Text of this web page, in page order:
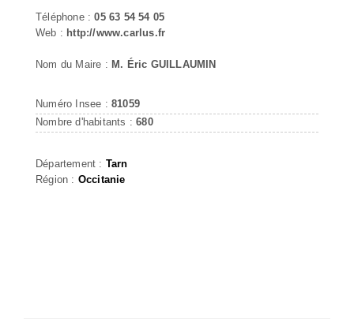
Téléphone :05 63 54 54 05
Web : http://www.carlus.fr
Nom du Maire : M. Éric GUILLAUMIN
Numéro Insee : 81059
Nombre d'habitants :680
Département : Tarn
Région : Occitanie